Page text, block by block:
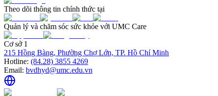
Theo dõi thông tin chính thức tại
Quản lý và chăm sóc sức khỏe với UMC Care
Cơ sở 1
215 Hồng Bàng, Phường Chợ Lớn, TP. Hồ Chí Minh
Hotline: (84.28) 3855 4269
Email: bvdhyd@umc.edu.vn